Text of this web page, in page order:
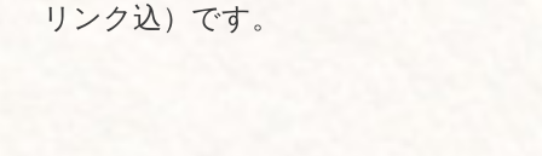
リンク込）です。